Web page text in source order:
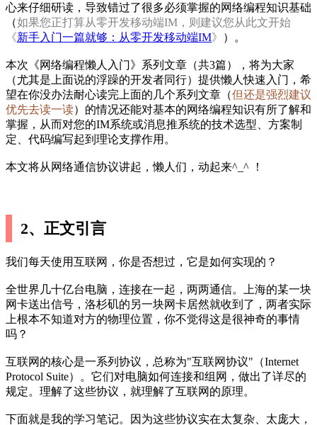
心来仔细研读，导致错过了很多必须掌握的网络编程知识基础
（如果您正打算从零开发移动端IM，则建议您从此文开始
《新手入门一篇就够：从零开发移动端IM》 ）。
本次《网络编程懒人入门》系列文章（共3篇），将为大家
（尤其是上面说的浮躁的开发者同行）提供懒人快速入门，希
望在你没办法耐心读完上面的几个系列文章（但还是强烈建议
优先去读一读）的情况还能对基本的网络编程知识有所了解和
掌握，从而对您的IM系统或消息推系统的技术选型、方案制
定、代码编写起到理论支撑作用。
本文将从网络通信协议讲起，懒人们，动起来^_^ ！
2、正文引言
我们每天使用互联网，你是否想过，它是如何实现的？
全世界几十亿台电脑，连接在一起，两两通信。上海的某一块
网卡送出信号，洛杉矶的另一块网卡居然就收到了，两者实际
上根本不知道对方的物理位置，你不觉得这是很神奇的事情
吗？
互联网的核心是一系列协议，总称为"互联网协议"（Internet
Protocol Suite）。它们对电脑如何连接和组网，做出了详尽的
规定。理解了这些协议，就理解了互联网的原理。
下面就是我的学习笔记。因为这些协议实在太复杂、太庞大，